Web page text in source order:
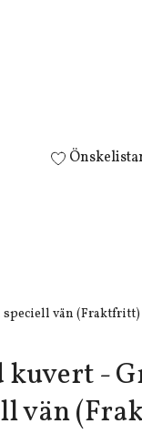
vän (Fraktfritt)
kuvert -
vän